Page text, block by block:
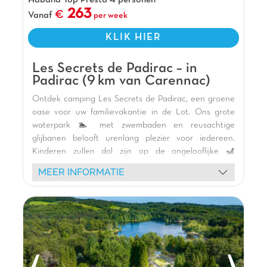
Verwarmd binnenzwembad
Vanaf
263 per week
KLIK HIER
Les Secrets de Padirac – in
Padirac (9 km van Carennac)
Ontdek camping Les Secrets de Padirac, een groene
oase voor uw familievakantie in de Lot. Ons grote
waterpark 🏊 met zwembaden en reusachtige
glijbanen belooft urenlang plezier voor iedereen.
Kinderen zullen dol zijn op de ongelooflijke 🎢
speeltuin in kasteelvorm. Verblijf in onze comfortabele
🏕️ stacaravans met houten terras, genesteld in een
nabijheid van iconische bezienswaardigheden zoals
de 🌿 Gouffre de Padirac, de middeleeuwse stad 🏰
Rocamadour, en de charmante dorpjes Loubressac,
Autoire en Carennac. Een onvergetelijke vakantie
wacht op u in Padirac (46)!
MEER INFORMATIE